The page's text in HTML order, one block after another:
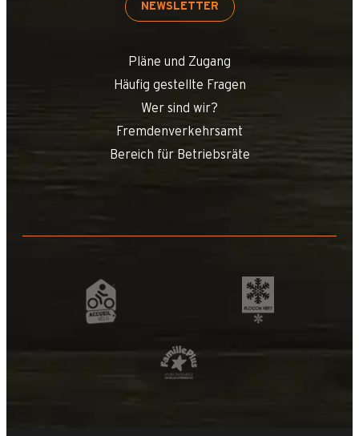
NEWSLETTER
Pläne und Zugang
Häufig gestellte Fragen
Wer sind wir?
Fremdenverkehrsamt
Bereich für Betriebsräte